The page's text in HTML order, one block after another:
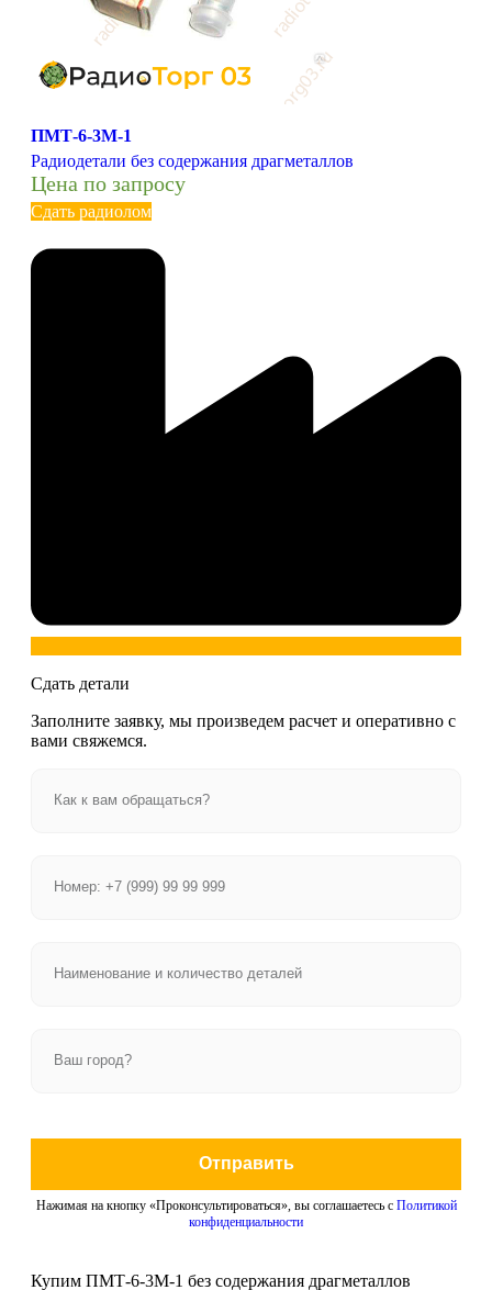
ПМТ-6-3М-1
Радиодетали без содержания драгметаллов
Цена по запросу
Сдать радиолом
Сдать детали
Заполните заявку, мы произведем расчет и оперативно с
вами свяжемся.
Отправить
Нажимая на кнопку «Проконсультироваться», вы соглашаетесь с Политикой
конфиденциальности
Купим ПМТ-6-3М-1 без содержания драгметаллов